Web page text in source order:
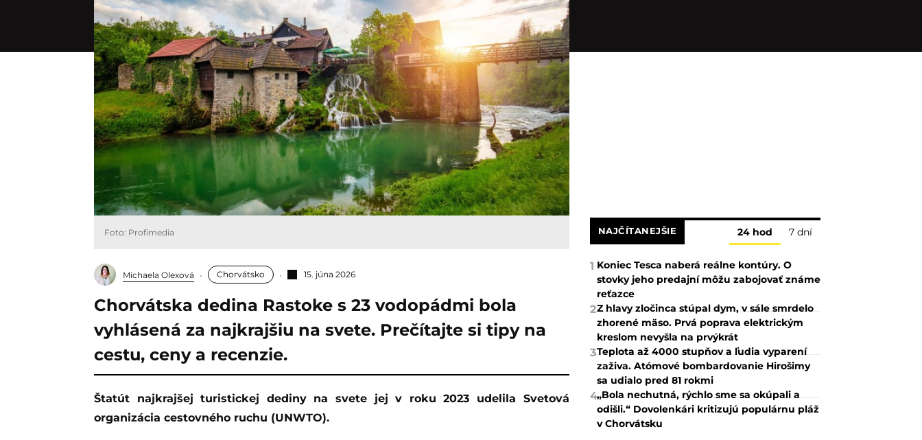
Foto: Profimedia
Michaela Olexová Chorvátsko 15. júna 2026
Chorvátska dedina Rastoke s 23 vodopádmi bola
vyhlásená za najkrajšiu na svete. Prečítajte si tipy na
cestu, ceny a recenzie.
Štatút najkrajšej turistickej dediny na svete jej v roku 2023 udelila Svetová
organizácia cestovného ruchu (UNWTO).
NAJČÍTANEJŠIE 24 hod 7 dní
1 Koniec Tesca naberá reálne kontúry. O
stovky jeho predajní môžu zabojovať známe
reťazce
2Z hlavy zločinca stúpal dym, v sále smrdelo
zhorené mäso. Prvá poprava elektrickým
kreslom nevyšla na prvýkrát
3Teplota až 4000 stupňov a ľudia vyparení
zaživa. Atómové bombardovanie Hirošimy
sa udialo pred 81 rokmi
4„Bola nechutná, rýchlo sme sa okúpali a
odišli.“ Dovolenkári kritizujú populárnu pláž
v Chorvátsku